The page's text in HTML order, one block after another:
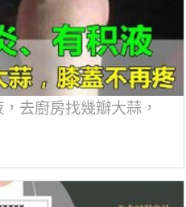
去廚房找幾瓣大蒜，